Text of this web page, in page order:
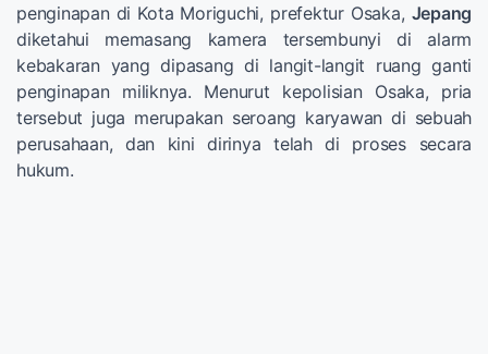
penginapan di Kota Moriguchi, prefektur Osaka, Jepang
diketahui memasang kamera tersembunyi di alarm
kebakaran yang dipasang di langit-langit ruang ganti
penginapan miliknya. Menurut kepolisian Osaka, pria
tersebut juga merupakan seroang karyawan di sebuah
perusahaan, dan kini dirinya telah di proses secara
hukum.